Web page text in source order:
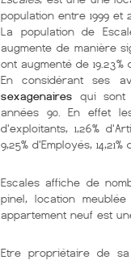
population entre 1999 et
La population de
augmente de manière
ont augmenté de 19.23%
En considérant ses
sexagenaires qui sont
années 90. En effet
d'exploitants, 1,26%
9,25% d'Employés,
Escales affiche de
pinel, location
appartement neuf est
Etre propriétaire de